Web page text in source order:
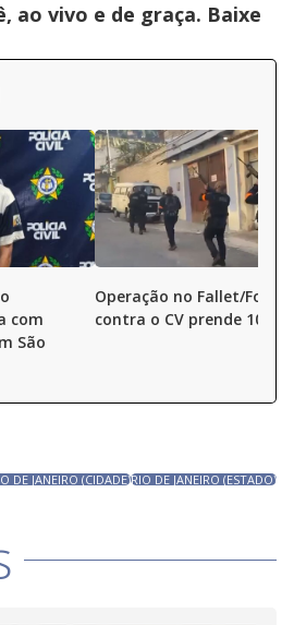
ao vivo e de graça. Baixe
com
São
Operação no Fallet/
contra o CV prende 10
DE JANEIRO (CIDADE)RIO DE JANEIRO (ESTADO)